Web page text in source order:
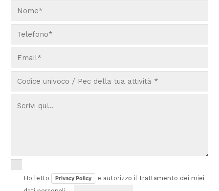
Ho letto Privacy Policy
e autorizzo il trattamento dei miei